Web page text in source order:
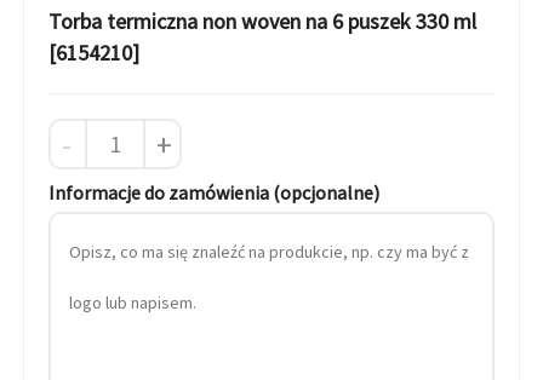
Torba termiczna non woven na 6 puszek 330 ml
[6154210]
- +
Informacje do zamówienia (opcjonalne)